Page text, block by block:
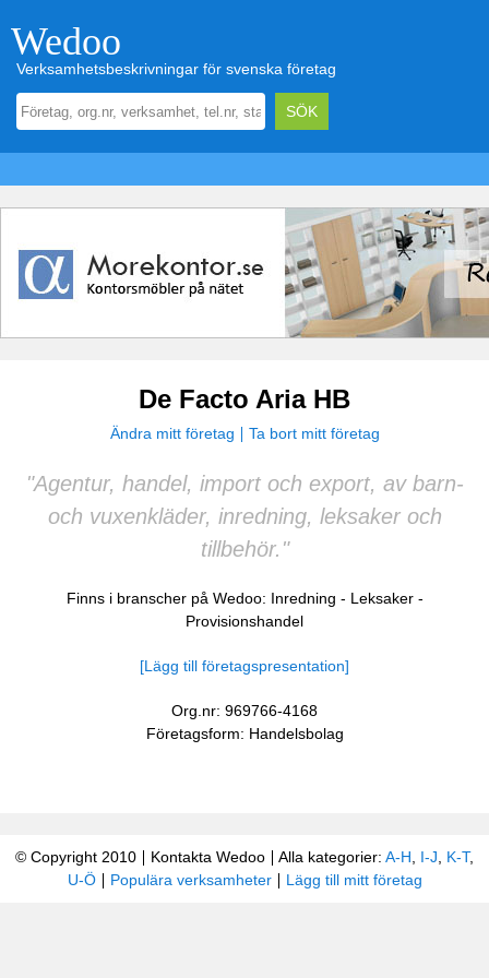
Wedoo
Verksamhetsbeskrivningar för svenska företag
De Facto Aria HB
Ändra mitt företag Ta bort mitt företag
"Agentur, handel, import och export, av barn-
och vuxenkläder, inredning, leksaker och
tillbehör."
Finns i branscher på Wedoo: Inredning - Leksaker-
Provisionshandel
[Lägg till företagspresentation]
Org.nr: 969766-4168
Företagsform: Handelsbolag
© Copyright 2010 Kontakta Wedoo Alla kategorier: A-H I-J K-T,
U-Ö
Populära verksamheter Lägg till mitt företag